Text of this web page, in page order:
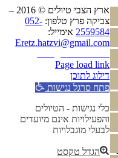
ארץ הצבי טיולים © 2016 –
צביקה פרץ טלפון: 052-
2559584 אימייל:
Eretz.hatzvi@gmail.com
Page load link
דילוג לתוכן
פתח סרגל נגישות
כלי נגישות - הטיולים
והפעילויות אינם מיועדים
לבעלי מוגבלויות
הגדל טקסט